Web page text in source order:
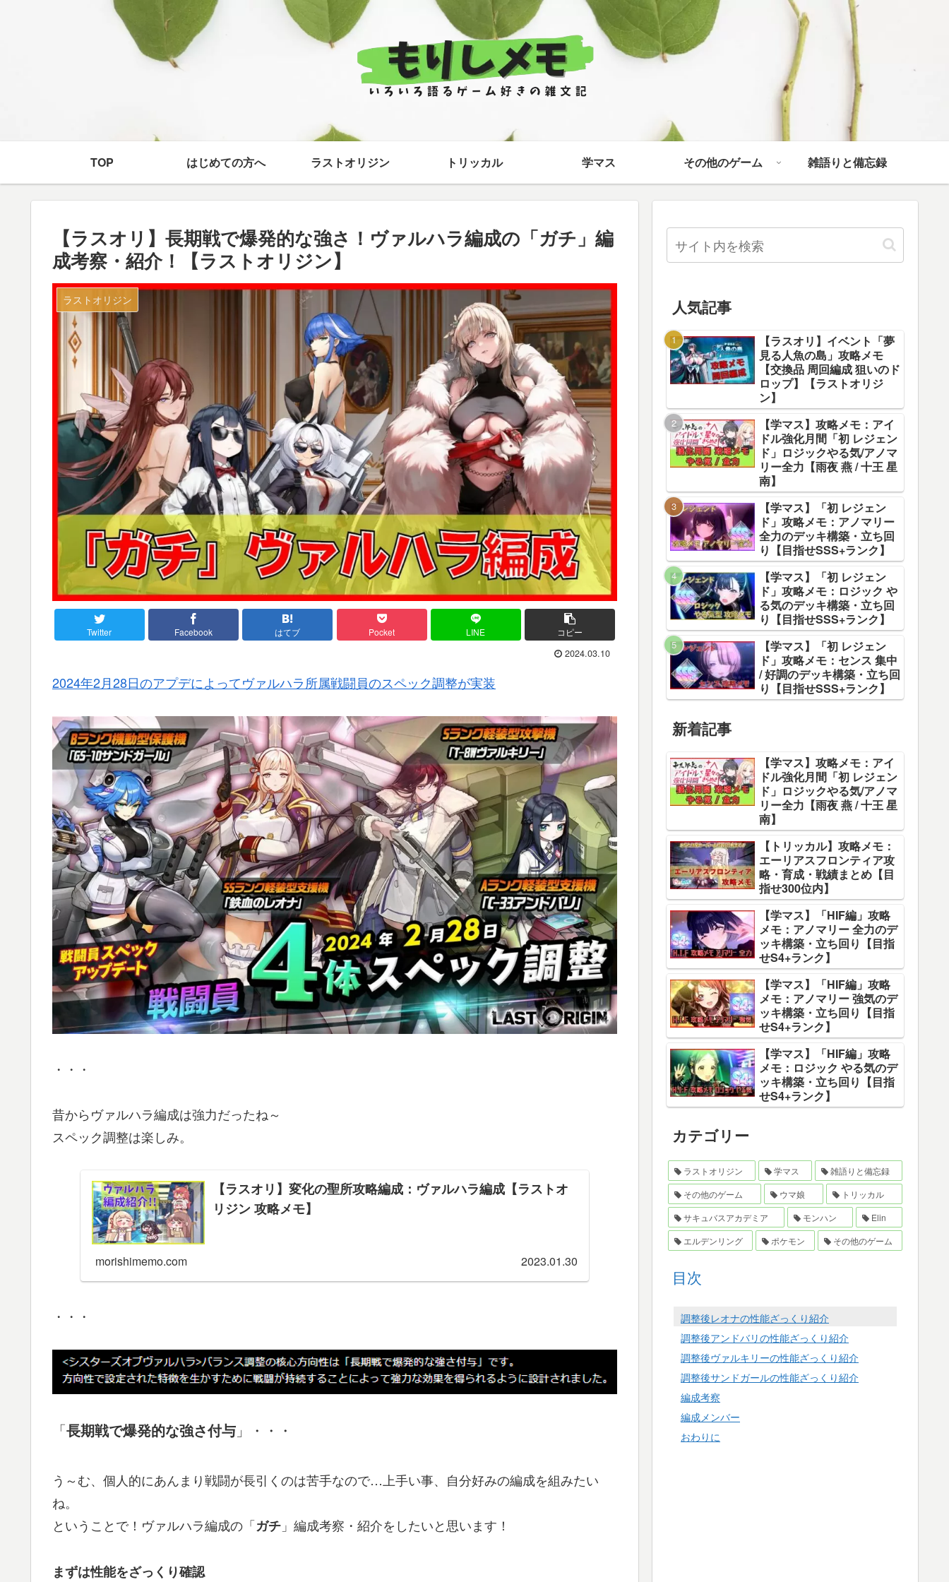
TOP はじめての方へ ラストオリジン トリッカル 学マス その他のゲーム 雑語りと備忘録
【ラスオリ】長期戦で爆発的な強さ！ヴァルハラ編成の「ガチ」編
成考察・紹介！【ラストオリジン】
ラストオリジン
Twitter Facebook はてブ Pocket LINE コピー
2024.03.10
2024年2月28日のアプデによってヴァルハラ所属戦闘員のスペック調整が実装
・・・
昔からヴァルハラ編成は強力だったね～
スペック調整は楽しみ。
【ラスオリ】変化の聖所攻略編成：ヴァルハラ編成【ラストオ
リジン 攻略メモ】
morishimemo.com 2023.01.30
・・・
「長期戦で爆発的な強さ付与 」・・・
う～む、個人的にあんまり戦闘が長引くのは苦手なので…上手い事、自分好みの編成を組みたい
ね。
ということで！ヴァルハラ編成の「ガチ 」編成考察・紹介をしたいと思います！
まずは性能をざっくり確認
人気記事
【ラスオリ】イベント「夢
見る人魚の島」攻略メモ
【交換品 周回編成 狙いのド
ロップ】【ラストオリジ
ン】
【学マス】攻略メモ：アイ
ドル強化月間「初 レジェン
ド」ロジックやる気/アノマ
リー全力【雨夜 燕 / 十王 星
南】
【学マス】「初 レジェン
ド」攻略メモ：アノマリー
全力のデッキ構築・立ち回
り【目指せSSS+ランク】
【学マス】「初 レジェン
ド」攻略メモ：ロジック や
る気のデッキ構築・立ち回
り【目指せSSS+ランク】
【学マス】「初 レジェン
ド」攻略メモ：センス 集中
/ 好調のデッキ構築・立ち回
り【目指せSSS+ランク】
新着記事
【学マス】攻略メモ：アイ
ドル強化月間「初 レジェン
ド」ロジックやる気/アノマ
リー全力【雨夜 燕 / 十王 星
南】
【トリッカル】攻略メモ：
エーリアスフロンティア攻
略・育成・戦績まとめ【目
指せ300位内】
【学マス】「HIF編」攻略
メモ：アノマリー 全力のデ
ッキ構築・立ち回り【目指
せS4+ランク】
【学マス】「HIF編」攻略
メモ：アノマリー 強気のデ
ッキ構築・立ち回り【目指
せS4+ランク】
【学マス】「HIF編」攻略
メモ：ロジック やる気のデ
ッキ構築・立ち回り【目指
せS4+ランク】
カテゴリー
ラストオリジン 学マス
雑語りと備忘録
その他のゲーム
ウマ娘
トリッカル
サキュバスアカデミア
モンハン
Elin
エルデンリング
ポケモン その他のゲーム
目次
調整後レオナの性能ざっくり紹介
調整後アンドバリの性能ざっくり紹介
調整後ヴァルキリーの性能ざっくり紹介
調整後サンドガールの性能ざっくり紹介
編成考察
編成メンバー
おわりに